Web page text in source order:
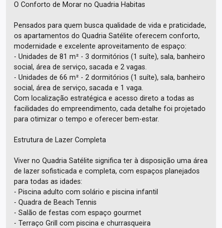
O Conforto de Morar no Quadria Habitas
Pensados para quem busca qualidade de vida e praticidade,
os apartamentos do Quadria Satélite oferecem conforto,
modernidade e excelente aproveitamento de espaço:
- Unidades de 81 m² - 3 dormitórios (1 suíte), sala, banheiro
social, área de serviço, sacada e 2 vagas.
- Unidades de 66 m² - 2 dormitórios (1 suíte), sala, banheiro
social, área de serviço, sacada e 1 vaga.
Com localização estratégica e acesso direto a todas as
facilidades do empreendimento, cada detalhe foi projetado
para otimizar o tempo e oferecer bem-estar.
Estrutura de Lazer Completa
Viver no Quadria Satélite significa ter à disposição uma área
de lazer sofisticada e completa, com espaços planejados
para todas as idades:
- Piscina adulto com solário e piscina infantil
- Quadra de Beach Tennis
- Salão de festas com espaço gourmet
- Terraço Grill com piscina e churrasqueira